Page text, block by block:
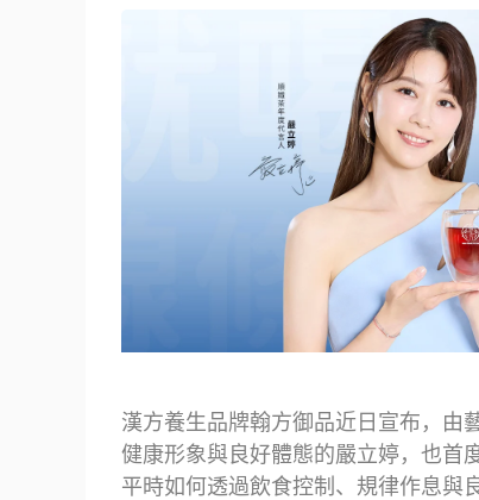
漢方養生品牌翰方御品近日宣布，由
健康形象與良好體態的嚴立婷，也首
平時如何透過飲食控制、規律作息與